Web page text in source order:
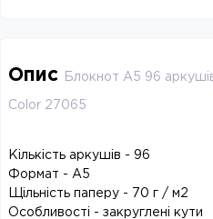
Опис Блокнот А5 96
Color 27065
Кількість аркушів - 96
Формат - А5
Щільність паперу - 70 г / м2
Особливості - закруглені кути